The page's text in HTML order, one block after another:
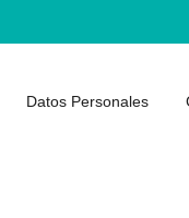
Datos Personales